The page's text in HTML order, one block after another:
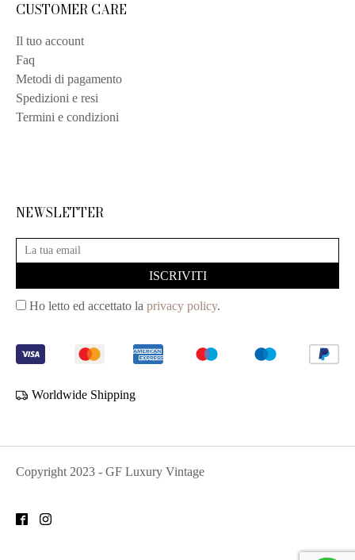
CUSTOMER CARE
Il tuo account
Faq
Metodi di pagamento
Spedizioni e resi
Termini e condizioni
NEWSLETTER
Ho letto ed accettato la privacy policy.
Worldwide Shipping
Copyright 2023 - GF Luxury Vintage